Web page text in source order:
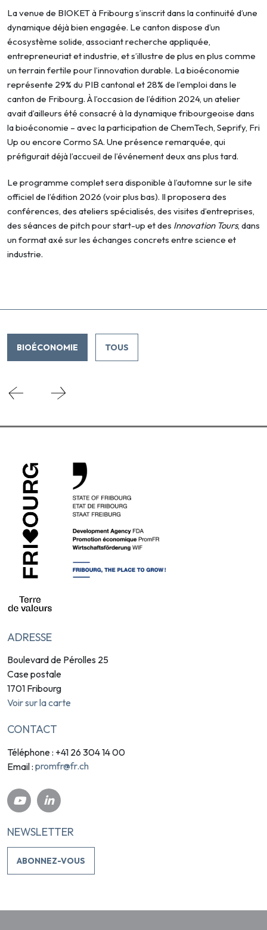
La venue de BIOKET à Fribourg s’inscrit dans la continuité d’une
dynamique déjà bien engagée. Le canton dispose d’un
écosystème solide, associant recherche appliquée,
entrepreneuriat et industrie, et s’illustre de plus en plus comme
un terrain fertile pour l’innovation durable. La bioéconomie
représente 29% du PIB cantonal et 28% de l’emploi dans le
canton de Fribourg. À l’occasion de l’édition 2024, un atelier
avait d’ailleurs été consacré à la dynamique fribourgeoise dans
la bioéconomie – avec la participation de ChemTech, Seprify, Fri
Up ou encore Cormo SA. Une présence remarquée, qui
préfigurait déjà l’accueil de l’événement deux ans plus tard.
Le programme complet sera disponible à l’automne sur le site
officiel de l’édition 2026 (voir plus bas). Il proposera des
conférences, des ateliers spécialisés, des visites d’entreprises,
des séances de pitch pour start-up et des Innovation Tours, dans
un format axé sur les échanges concrets entre science et
industrie.
BIOÉCONOMIE TOUS
ADRESSE
Boulevard de Pérolles 25
Case postale
1701 Fribourg
Voir sur la carte
CONTACT
Téléphone : +41 26 304 14 00
Email : promfr@fr.ch
NEWSLETTER
ABONNEZ-VOUS